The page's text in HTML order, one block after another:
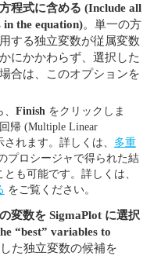
程式に含める (Include all
in the equation)。単一の方
する独立変数が従属変数
にかかわらず、選択した
合は、このオプションを
、Finish をクリックしま
帰 (Multiple Linear
れます。詳しくは、 多重
プロシージャで得られた結
も可能です。詳しくは、
をご覧ください。
変数を SigmaPlot に選択
“best” variables to
た独立変数の候補を